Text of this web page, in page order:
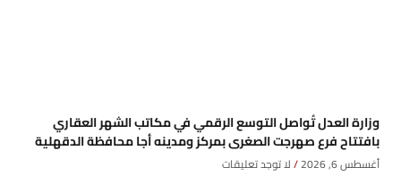
وزارة العدل تُواصل التوسع الرقمي في مكاتب الشهر العقاري
بافتتاح فرع صهرجت الصغرى بمركز ومدينه أجا محافظة الدقهلية
أغسطس 6, 2026 لا توجد تعليقات